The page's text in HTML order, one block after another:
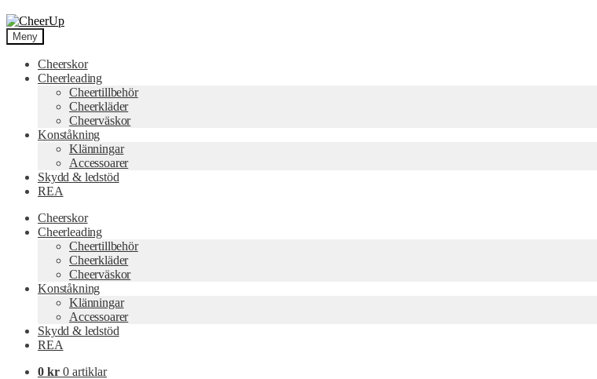
Hoppa
till
navigering
Hoppa
till
innehåll
Meny
Cheerskor
Cheerleading
Cheertillbehör
Cheerkläder
Cheerväskor
Konståkning
Klänningar
Accessoarer
Skydd & ledstöd
REA
Cheerskor
Cheerleading
Cheertillbehör
Cheerkläder
Cheerväskor
Konståkning
Klänningar
Accessoarer
Skydd & ledstöd
REA
0 kr 0 artiklar